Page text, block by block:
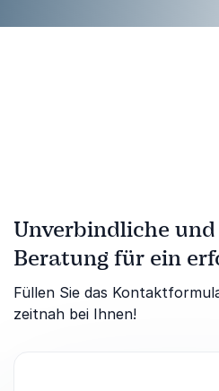
Unverbindliche
Beratung für ein
Füllen Sie das
zeitnah bei Ihnen!